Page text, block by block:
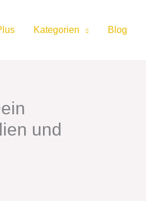
Kategorien Blog
und